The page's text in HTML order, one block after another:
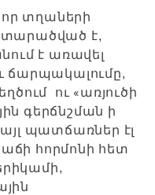
տղաների
տարածված է,
է առավել
ճարպակալումը,
ու «առյուծի
գերճնշման ի
պատճառներ էլ
աճի հորմոնի հետ